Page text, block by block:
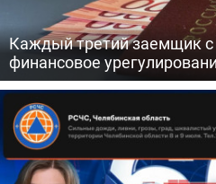
Каждый третий заемщик
финансовое